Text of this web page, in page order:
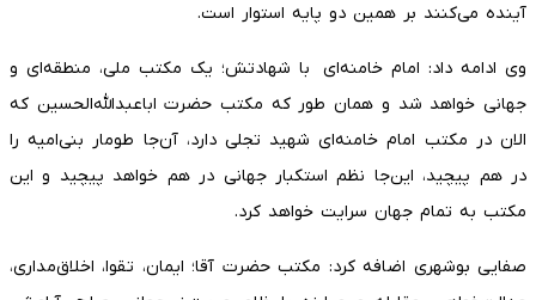
آینده می‌کنند بر همین دو پایه استوار است.
وی ادامه داد: امام خامنه‌ای با شهادتش؛ یک مکتب ملی، منطقه‌ای و
جهانی خواهد شد و همان طور که مکتب حضرت اباعبدالله‌الحسین که
الان در مکتب امام خامنه‌ای شهید تجلی دارد، آن‌جا طومار بنی‌امیه را
در هم پیچید، این‌جا نظم استکبار جهانی در هم خواهد پیچید و این
مکتب به تمام جهان سرایت خواهد کرد.
صفایی بوشهری اضافه کرد: مکتب حضرت آقا؛ ایمان، تقوا، اخلاق‌مداری،